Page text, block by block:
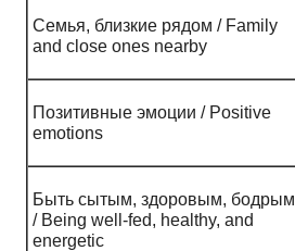
Семья, близкие рядом / Family
and close ones nearby
Позитивные эмоции / Positive
emotions
Быть сытым, здоровым, бодрым
/ Being well-fed, healthy, and
energetic